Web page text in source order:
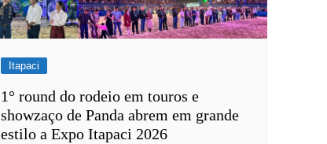
Itapaci
1° round do rodeio em touros e
showzaço de Panda abrem em grande
estilo a Expo Itapaci 2026